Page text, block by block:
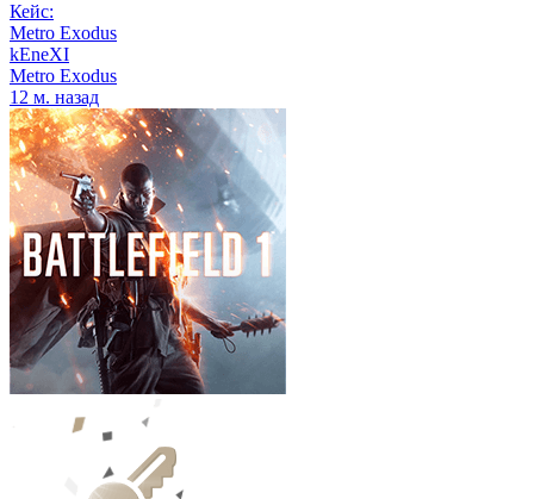
Кейс:
Metro Exodus
kEneXI
Metro Exodus
12 м. назад